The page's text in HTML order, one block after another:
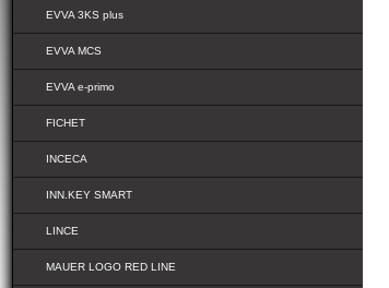
EVVA 3KS plus
EVVA MCS
EVVA e-primo
FICHET
INCECA
INN.KEY SMART
LINCE
MAUER LOGO RED LINE